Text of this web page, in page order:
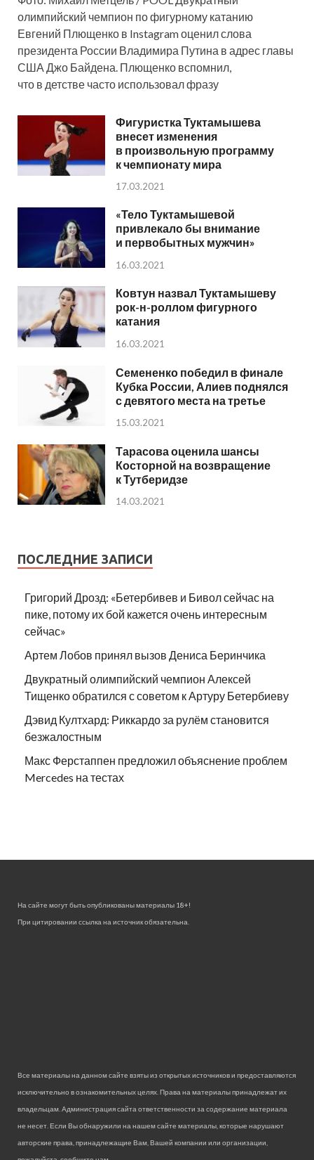
олимпийский чемпион по фигурному катанию
Евгений Плющенко в Instagram оценил слова
президента России Владимира Путина в адрес главы
США Джо Байдена. Плющенко вспомнил,
что в детстве часто использовал фразу
Фигуристка Туктамышева
внесет изменения
в произвольную программу
к чемпионату мира
17.03.2021
«Тело Туктамышевой
привлекало бы внимание
и первобытных мужчин»
16.03.2021
Ковтун назвал Туктамышеву
рок-н-роллом фигурного
катания
16.03.2021
Семененко победил в финале
Кубка России, Алиев поднялся
с девятого места на третье
15.03.2021
Тарасова оценила шансы
Косторной на возвращение
к Тутберидзе
14.03.2021
ПОСЛЕДНИЕ ЗАПИСИ
Григорий Дрозд: «Бетербивев и Бивол сейчас на
пике, потому их бой кажется очень интересным
сейчас»
Артем Лобов принял вызов Дениса Беринчика
Двукратный олимпийский чемпион Алексей
Тищенко обратился с советом к Артуру Бетербиеву
Дэвид Култхард: Риккардо за рулём становится
безжалостным
Макс Ферстаппен предложил объяснение проблем
Mercedes на тестах
На сайте могут быть опубликованы материалы 18+!
При цитировании ссылка на источник обязательна.
Все материалы на данном сайте взяты из открытых источников и предоставляются
исключительно в ознакомительных целях. Права на материалы принадлежат их
владельцам. Администрация сайта ответственности за содержание материала
не несет. Если Вы обнаружили на нашем сайте материалы, которые нарушают
авторские права, принадлежащие Вам, Вашей компании или организации,